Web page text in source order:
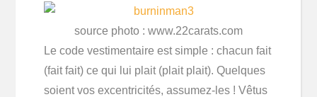
source photo : www.22carats.com
Le code vestimentaire est simple : chacun fait
(fait fait) ce qui lui plait (plait plait). Quelques
soient vos excentricités, assumez-les ! Vêtus